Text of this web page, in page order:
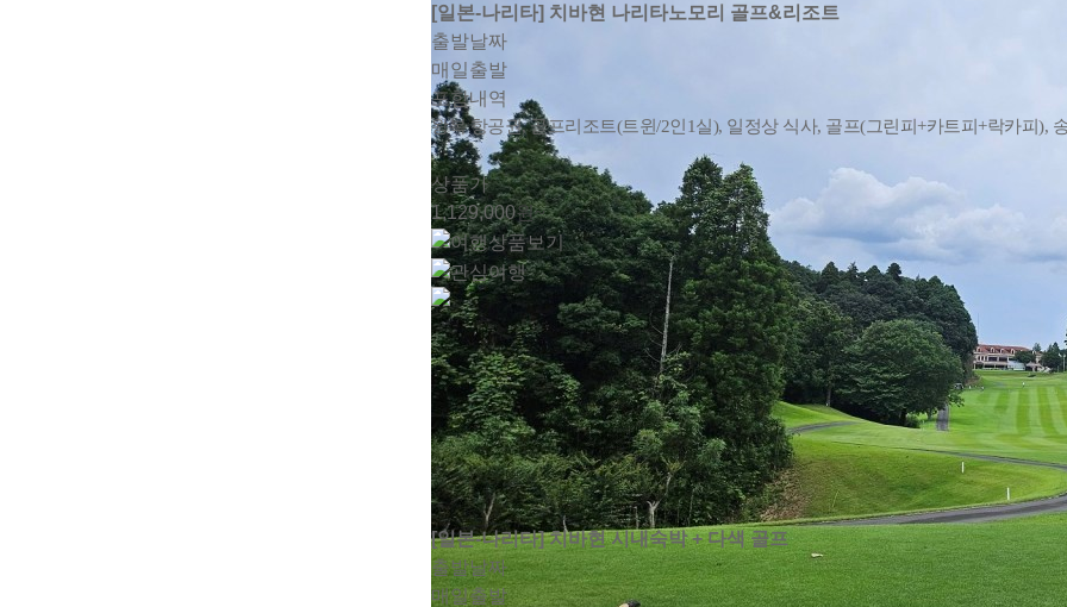
[일본-나리타] 치바현 나리타노모리 골프&리조트
출발날짜
매일출발
포함내역
왕복 항공권, 골프리조트(트윈/2인1실), 일정상 식사, 골프(그린피+카트피+락카피),
상품가
1,129,000원~
[일본-나리타] 치바현 시내숙박 + 다색 골프
출발날짜
매일출발